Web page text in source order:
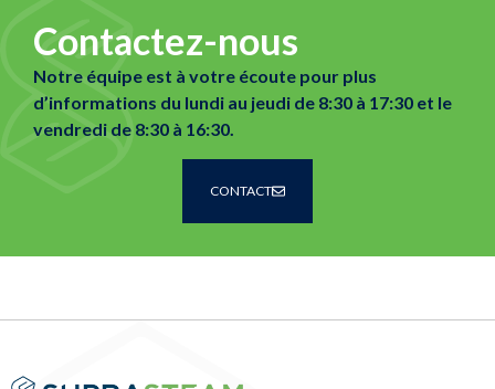
Contactez-nous
Notre équipe est à votre écoute pour plus
d’informations du lundi au jeudi de 8:30 à 17:30 et le
vendredi de 8:30 à 16:30.
CONTACT